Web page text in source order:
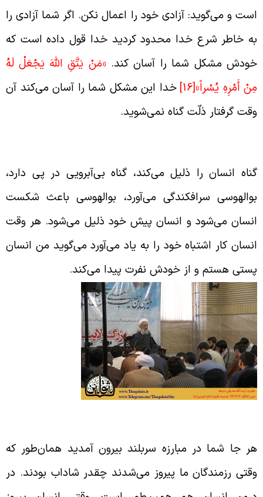
و می‌گوید: آزادی خود را اعمال نکن. اگر شما آزادی را
خاطر شرع خدا محدود کردید خدا قول داده است که
مشکل شما را آسان کند.«مَنْ يَتَّقِ اللَّهَ يَجْعَلْ لَهُ
أَمْرِهِ يُسْراً»[16]
خدا این مشکل شما را آسان می‌کند آن
گرفتار ذلّت گناه نمی‌شوید.
انسان را ذلیل می‌کند، گناه بی‌آبرویی در پی دارد،
سرافکندگی می‌آورد، بوالهوسی باعث شکست
می‌شود و انسان پیش خود ذلیل می‌شود. هر وقت
کار اشتباه خود را به یاد می‌آورد می‌گوید من انسان
هستم و از خودش نفرت پیدا می‌کند.
جا شما در مبارزه سربلند بیرون آمدید همان‌طور که
رزمندگان ما پیروز می‌شدند چقدر شاداب بودند. در